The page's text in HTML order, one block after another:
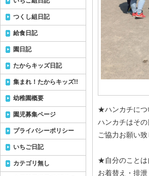
★ハンカチに
ハンカチはそ
ご協力お願い
★自分のこと
お着替え・排
つくし組日記
給食日記
園日記
たからキッズ日記
集まれ！たからキッズ!!
幼稚園概要
園児募集ページ
プライバシーポリシー
いちご日記
カテゴリ無し